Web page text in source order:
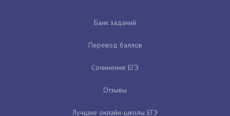
Банк заданий
Перевод баллов
Сочинение ЕГЭ
Отзывы
Лучшие онлайн-школы ЕГЭ